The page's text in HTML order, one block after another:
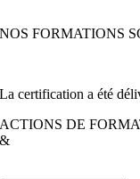
NOS FORMATIONS
La certification a été
ACTIONS DE
&